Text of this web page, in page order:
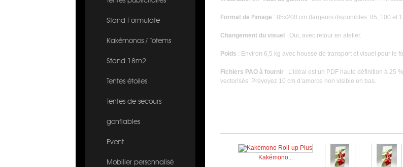
Stand Formulate
Kakémonos / Totems
Stand 18m2
Tentes étoiles
Tentes de secours
gonflables
Event
Mobilier personnalisé
Format de l’image : 85x200 cm (largeurs disponibles: 85, 100 et
Changement du visuel : Oui, avec retour en atelier.
Poids : Environ 6,5 kg avec housse de transport et visuel pour le
Fichiers PAO à fournir : L’idéal est un PDF haute définition à 25
vectorisés. Prévoyez 10 cm d’amorce non visible en bas.
Kakémono...